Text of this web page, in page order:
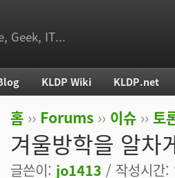
Geek, IT...
현재 위치
홈 ›› Forums ›› 이슈 ›› 토
겨울방학을 알차
글쓴이: jo1413 / 작성시간
KLDP Wiki KLDP.net